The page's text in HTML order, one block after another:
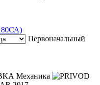
Первоначальный
Механика